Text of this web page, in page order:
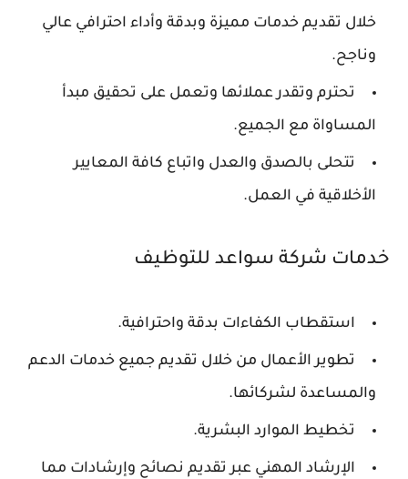
خلال تقديم خدمات مميزة وبدقة وأداء احترافي عالي
وناجح.
تحترم وتقدر عملائها وتعمل على تحقيق مبدأ
المساواة مع الجميع.
تتحلى بالصدق والعدل واتباع كافة المعايير
الأخلاقية في العمل.
خدمات شركة سواعد للتوظيف
استقطاب الكفاءات بدقة واحترافية.
تطوير الأعمال من خلال تقديم جميع خدمات الدعم
والمساعدة لشركائها.
تخطيط الموارد البشرية.
الإرشاد المهني عبر تقديم نصائح وإرشادات مما